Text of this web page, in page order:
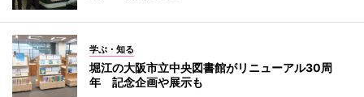
学ぶ・知る
堀江の大阪市立中央図書館がリニューアル30周
年 記念企画や展示も